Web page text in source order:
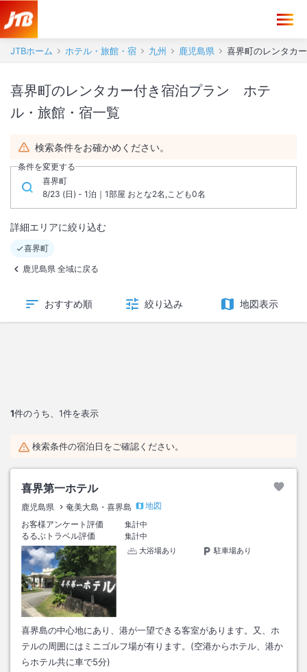
JTBホーム ホテル・旅館・宿 九州 鹿児島県 喜界町のレンタカ
喜界町のレンタカー付き宿泊プラン ホテ
ル・旅館・宿一覧
検索条件をお確かめください。
条件を変更する
喜界町
8/23 (日) - 1泊｜1部屋 おとな2名,こども0名
詳細エリアに絞り込む
喜界町
鹿児島県 全域に戻る
おすすめ順 絞り込み 地図表示
1件のうち、 1件を表示
検索条件の宿泊日をご確認ください。
喜界第一ホテル
鹿児島県 奄美大島・喜界島
地図
お客様アンケート評価
集計中
るるぶトラベル評価
集計中
大浴場あり
駐車場あり
喜界島の中心地にあり、港が一望できる客室があります。又、ホ
テルの周囲にはミニゴルフ場が有ります。(空港からホテル、港か
らホテル共に車で5分)